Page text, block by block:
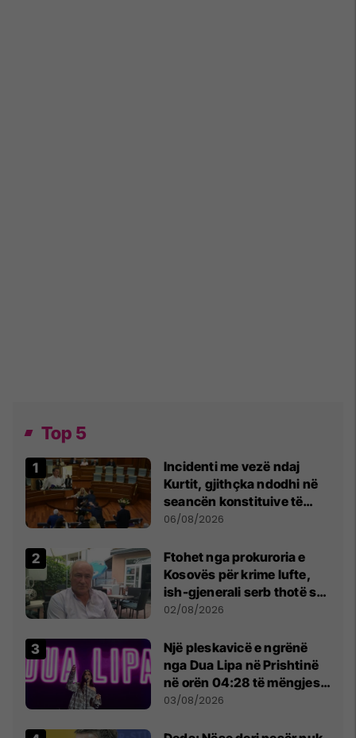
Top 5
Incidenti me vezë ndaj
Kurtit, gjithçka ndodhi në
seancën konstituive të
Kuvendit
06/08/2026
Ftohet nga prokuroria e
Kosovës për krime lufte,
ish-gjenerali serb thotë se
dikush e tradhtoi në
02/08/2026
Një pleskavicë e ngrënë
nga Dua Lipa në Prishtinë
në orën 04:28 të mëngjesit
- dhe bota digjitale serbe
03/08/2026